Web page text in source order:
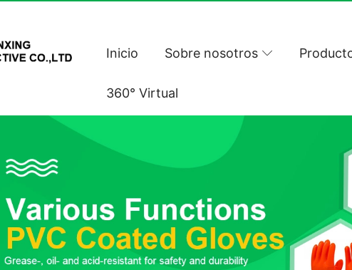
Inicio Sobre nosotros
360° Virtual